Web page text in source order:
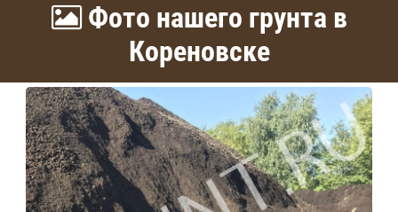
Фото нашего грунта в
Кореновске